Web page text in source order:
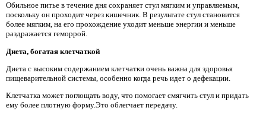
Обильное питье в течение дня сохраняет стул мягким и управляемым,
поскольку он проходит через кишечник. В результате стул становится
более мягким, на его прохождение уходит меньше энергии и меньше
раздражается геморрой.
Диета, богатая клетчаткой
Диета с высоким содержанием клетчатки очень важна для здоровья
пищеварительной системы, особенно когда речь идет о дефекации.
Клетчатка может поглощать воду, что помогает смягчить стул и придать
ему более плотную форму.Это облегчает передачу.